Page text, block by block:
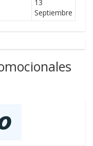
13
Septiembre